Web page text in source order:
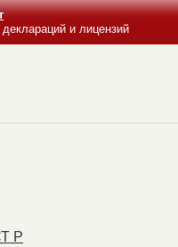
и лицензий
Р